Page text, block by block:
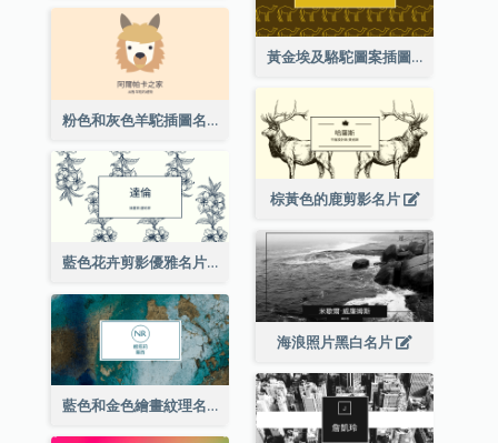
黃金埃及駱駝圖案插圖名片
粉色和灰色羊駝插圖名片
棕黃色的鹿剪影名片
藍色花卉剪影優雅名片
海浪照片黑白名片
藍色和金色繪畫紋理名片